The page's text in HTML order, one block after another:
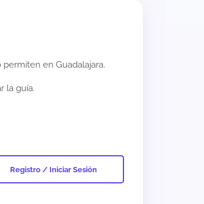
permiten en Guadalajara.
la guía.
Registro / Iniciar Sesión